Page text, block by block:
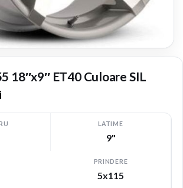
18″x9″ ET40 Culoare SIL
LATIME
9"
PRINDERE
5x115